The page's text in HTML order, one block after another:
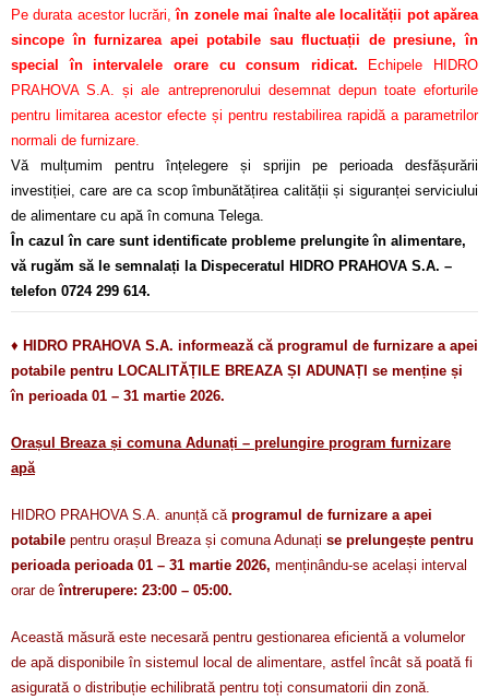
Pe durata acestor lucrări,în zonele mai înalte ale localității pot apărea
sincope în furnizarea apei potabile sau fluctuații de presiune, în
special în intervalele orare cu consum ridicat.
Echipele HIDRO
PRAHOVA S.A. și ale antreprenorului desemnat depun toate eforturile
pentru limitarea acestor efecte și pentru restabilirea rapidă a parametrilor
normali de furnizare.
Vă mulțumim pentru înțelegere și sprijin pe perioada desfășurării
investiției, care are ca scop îmbunătățirea calității și siguranței serviciului
de alimentare cu apă în comuna Telega.
În cazul în care sunt identificate probleme prelungite în alimentare,
vă rugăm să le semnalați la Dispeceratul HIDRO PRAHOVA S.A. –
telefon 0724 299 614.
♦ HIDRO PRAHOVA S.A. informează că programul de furnizare a apei
potabile pentru LOCALITĂȚILE BREAZA ȘI ADUNAȚI se menține și
în perioada 01 – 31 martie 2026.
Orașul Breaza și comuna Adunați – prelungire program furnizare
apă
HIDRO PRAHOVA S.A. anunță că programul de furnizare a apei
potabile pentru orașul Breaza și comuna Adunați se prelungește pentru
perioada perioada 01 – 31 martie 2026, menținându-se același interval
orar deîntrerupere: 23:00 – 05:00.
Această măsură este necesară pentru gestionarea eficientă a volumelor
de apă disponibile în sistemul local de alimentare, astfel încât să poată fi
asigurată o distribuție echilibrată pentru toți consumatorii din zonă.